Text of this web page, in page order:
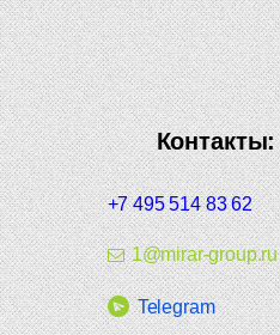
Контакты:
+7 495 514 83 62
1@mirar-group.ru
Telegram